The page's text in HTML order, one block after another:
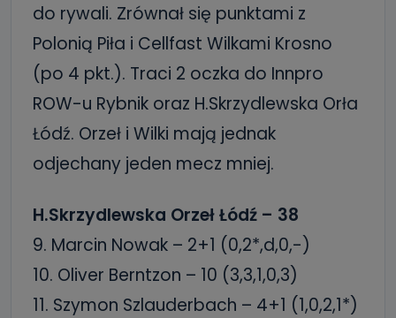
do rywali. Zrównał się punktami z
Polonią Piła i Cellfast Wilkami Krosno
(po 4 pkt.). Traci 2 oczka do Innpro
ROW-u Rybnik oraz H.Skrzydlewska Orła
Łódź. Orzeł i Wilki mają jednak
odjechany jeden mecz mniej.
H.Skrzydlewska Orzeł Łódź – 38
9. Marcin Nowak – 2+1 (0,2*,d,0,-)
10. Oliver Berntzon – 10 (3,3,1,0,3)
11. Szymon Szlauderbach – 4+1 (1,0,2,1*)